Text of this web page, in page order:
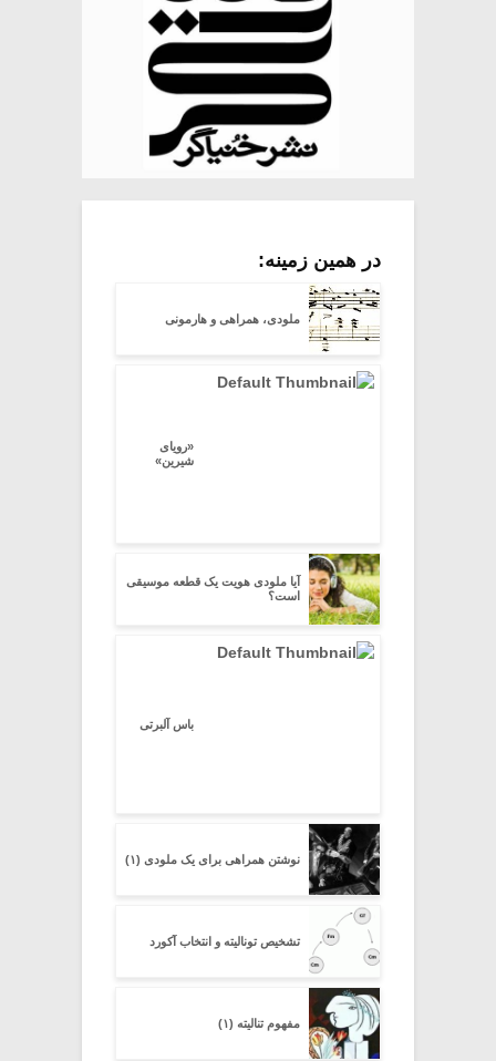
در همین زمینه:
ملودی، همراهی و هارمونی
«رویای
شیرین»
آیا ملودی هویت یک قطعه موسیقی
است؟
باس آلبرتی
نوشتن همراهی برای یک ملودی (۱)
تشخیص تونالیته و انتخاب آکورد
مفهوم تنالیته (۱)